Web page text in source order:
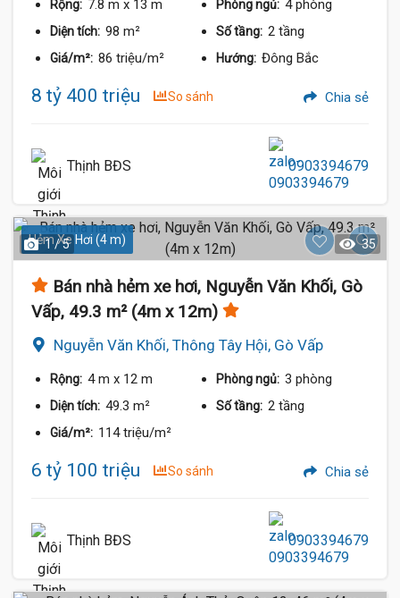
Rộng: 7.8 m x 13 m Phòng ngủ: 4 phòng
Diện tích: 98 m² Số tầng: 2 tầng
Giá/m²: 86 triệu/m² Hướng: Đông Bắc
8 tỷ 400 triệu So sánh Chia sẻ
Thịnh BĐS 0903394679
Hẻm Xe Hơi (4 m)
1 / 5 35
Bán nhà hẻm xe hơi, Nguyễn Văn Khối, Gò
Vấp, 49.3 m² (4m x 12m)
Nguyễn Văn Khối, Thông Tây Hội, Gò Vấp
Rộng: 4 m x 12 m Phòng ngủ: 3 phòng
Diện tích: 49.3 m² Số tầng: 2 tầng
Giá/m²: 114 triệu/m²
6 tỷ 100 triệu So sánh Chia sẻ
Thịnh BĐS 0903394679